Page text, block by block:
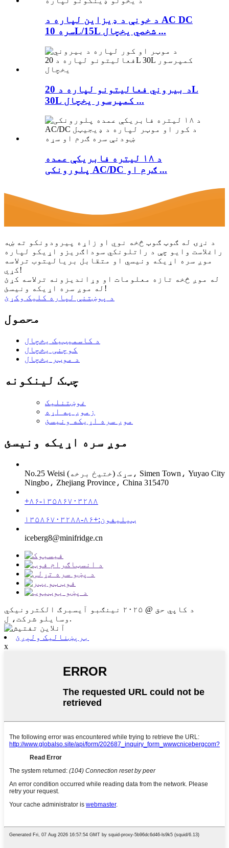
د خونې د ډیزاین لپاره د AC DC
سره 10L/15L شخصي یخچال ...
د بیروني فعالیتونو لپاره د 20L
30L کمپرسور یخچال ...
د ۱۸ لیتره فابریکې عمده
پلورونکی AC/DC ګرم او ...
د نړۍ له ګوټ ګوټ څخه نوي او زاړه پیرودونکو ته ښه
راغلاست وایو چې د راتلونکي سوداګریزو اړیکو لپاره
موږ سره اړیکه ونیسي او متقابل بریالیتوب ترلاسه
کړي!
له موږ څخه تازه معلومات او وړاندیزونه ترلاسه کړئ
له موږ سره اړیکه ونیسئ!
د پوښتنې لپاره کلیک وکړئ
محصول
د کاسمیټیک یخچال
کوچنی یخچال
د موټر یخچال
چټک لینکونه
غوښتنلیک
زموږ په اړه
موږ سره اړیکه ونیسئ
موږ سره اړیکه ونیسئ
No.25 Weisi سړک (ختیځ برخه)، Simen Town، Yuyao City
Ningbo، Zhejiang Province، China 315470
+۸۶-۱۳۵۸۶۷۰۳۲۸۸
ټیلیفون:+۸۶-۱۳۵۸۶۷۰۳۲۸۸
iceberg8@minifridge.cn
د کاپي حق @ ۲۰۲۵ نینګبو آیسبرګ الکترونیکي
وسایلو شرکت، ل.
برېښنالیک ولېږئ
x